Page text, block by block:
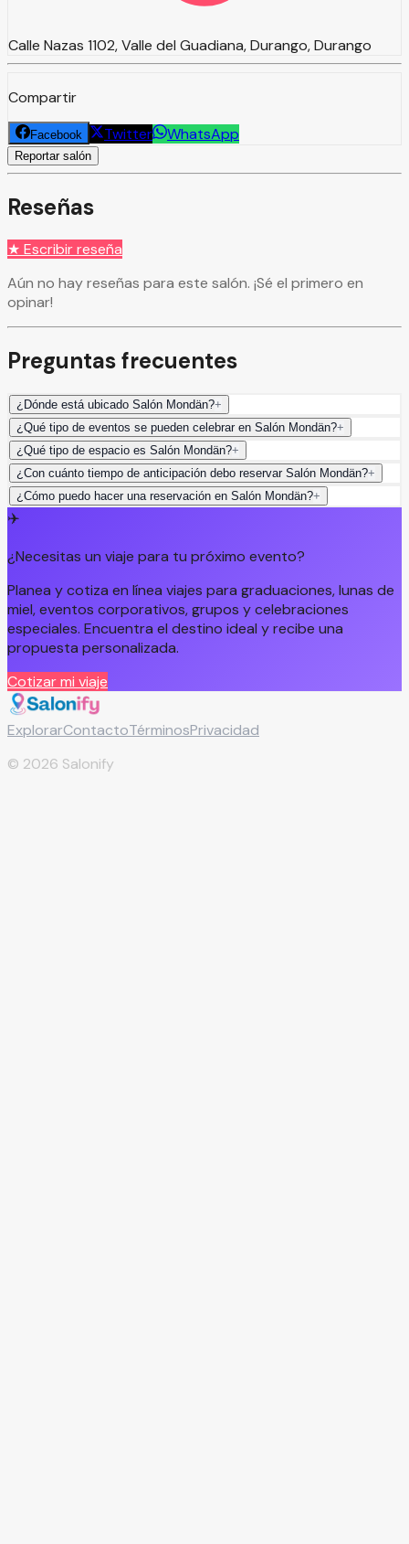
Calle Nazas 1102, Valle del Guadiana, Durango, Durango
Compartir
Facebook Twitter WhatsApp
Reportar salón
Reseñas
★ Escribir reseña
Aún no hay reseñas para este salón. ¡Sé el primero en
opinar!
Preguntas frecuentes
¿Dónde está ubicado Salón Mondän?+
¿Qué tipo de eventos se pueden celebrar en Salón Mondän?+
¿Qué tipo de espacio es Salón Mondän?+
¿Con cuánto tiempo de anticipación debo reservar Salón Mondän?+
¿Cómo puedo hacer una reservación en Salón Mondän?+
✈️
¿Necesitas un viaje para tu próximo evento?
Planea y cotiza en línea viajes para graduaciones, lunas de
miel, eventos corporativos, grupos y celebraciones
especiales. Encuentra el destino ideal y recibe una
propuesta personalizada.
Cotizar mi viaje
ExplorarContactoTérminosPrivacidad
© 2026 Salonify